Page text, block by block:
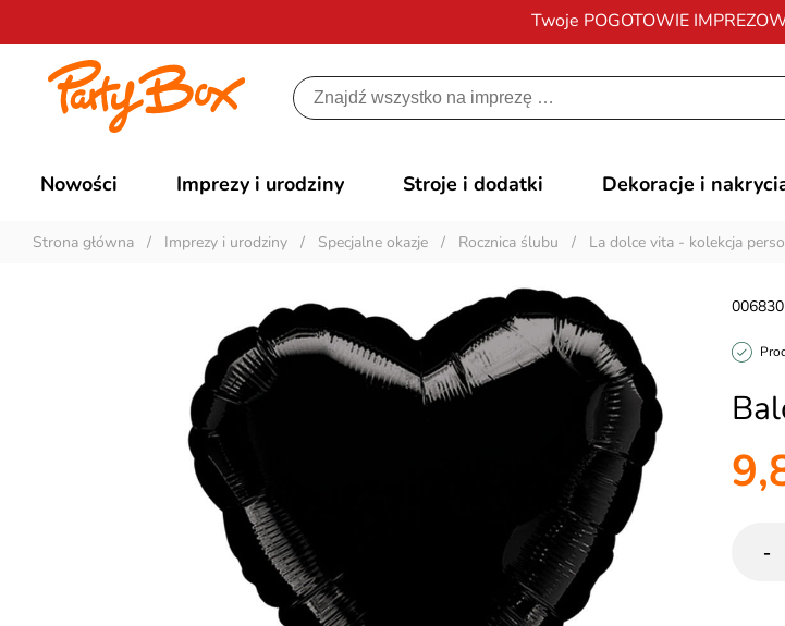
Twoje POGOTOWIE
Darmowa dostawana
Nowości Imprezy i urodziny Stroje i dodatki Dekoracje i
Strona główna / Imprezy i urodziny / Specjalne okazje / Rocznica ślubu / La dolce vita - kolekcja
-